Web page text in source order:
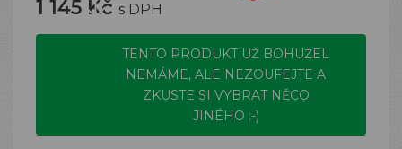
1 145 Kč s DPH
TENTO PRODUKT UŽ BOHUŽEL
NEMÁME, ALE NEZOUFEJTE A
ZKUSTE SI VYBRAT NĚCO
JINÉHO :-)